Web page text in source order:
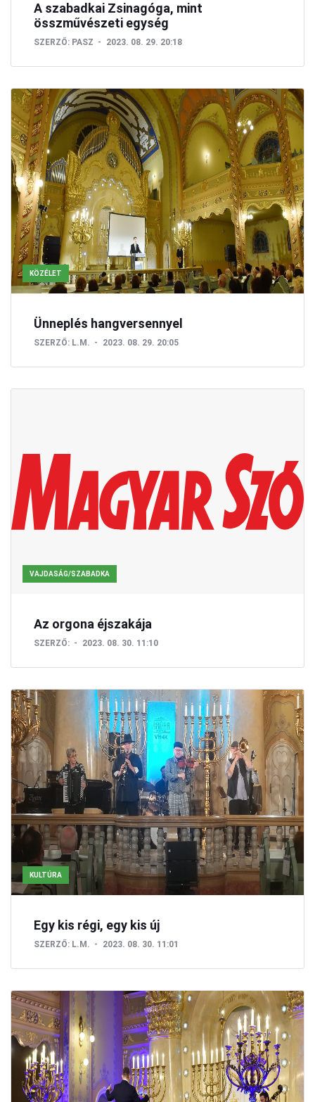
A szabadkai Zsinagóga, mint
összművészeti egység
SZERZŐ: PASZ 2023. 08. 29. 20:18
KÖZÉLET
Ünneplés hangversennyel
SZERZŐ: L.M. 2023. 08. 29. 20:05
VAJDASÁG/SZABADKA
Az orgona éjszakája
SZERZŐ: 2023. 08. 30. 11:10
KULTÚRA
Egy kis régi, egy kis új
SZERZŐ: L.M. 2023. 08. 30. 11:01